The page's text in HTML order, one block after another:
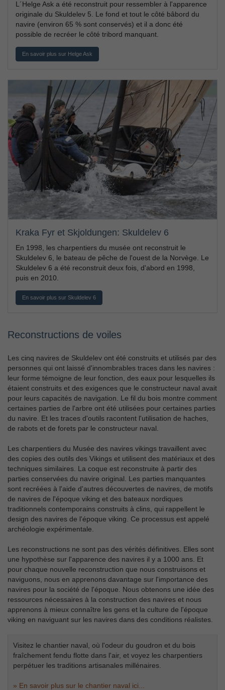
L´Helge Ask a été reconstruit pour ressembler à l'apparence
originale du Skuldelev 5. Le fond et tout le côté bâbord du
navire (environ 65 % sont conservés) et il a donc été
possible de recréer le côté tribord manquant.
En savoir plus sur Helge Ask
Kraka Fyr et Skjoldungen: Skuldelev 6
En 1998, les charpentiers du musée ont reconstruit le
Skuldelev 6, le bateau de pêche de l'ouest de la Norvège. Le
Skuldelev 6 a été reconstruit deux fois, d'abord en 1998,
puis en 2010.
En savoir plus sur Skuldelev 6
Reconstructions de voiles
Les cinq navires de Skuldelev ont été construits et utilisés par des
personnes qui ont laissé d'innombrables traces dans les navires :
leur forme témoigne de leur fonction, des eaux pour lesquelles ils
étaient construits et des exigences que le constructeur naval avait
pour leurs capacités de navigation. Le fil du bois montre comment
certaines parties de l'arbre ont été utilisées pour certaines parties
du navire. Et les traces d'outils racontent l'utilisation de haches,
de rabots et de forets par le constructeur naval.
Les charpentiers du Musée des navires vikings travaillent avec
des copies des outils des Vikings et utilisent des matériaux et des
techniques similaires. La coque est reconstruite à partir des
parties conservées du navire original. Les parties manquantes
sont recréées à l'aide d'autres découvertes de navires, de motifs
de navires de l'époque viking et des bateaux nordiques
traditionnels contemporains construits à clins, qui rappellent le
design des navires de l'époque viking. Ce processus est appelé
archéologie expérimentale.
Les reconstructions ne sont pas des vérités définitives. Elles sont
une hypothèse sur l'apparence des navires il y a 1000 ans. Et
pour chaque nouvelle reconstruction que nous construisons et
naviguons, nous en apprenons davantage sur l'importance des
navires pour la société de l'époque. Nous obtenons une idée des
ressources nécessaires à la construction des navires et nous
apprenons à mieux connaître les gens et la culture de l'époque
viking en naviguant sur les navires dans des conditions réalistes.
Visitez le chantier naval, où l'odeur du goudron et du bois
fraîchement fendu flotte dans l'air, et voyez les charpentiers
perpétuer les traditions artisanales millénaires.
» En savoir plus sur le chantier naval ici...